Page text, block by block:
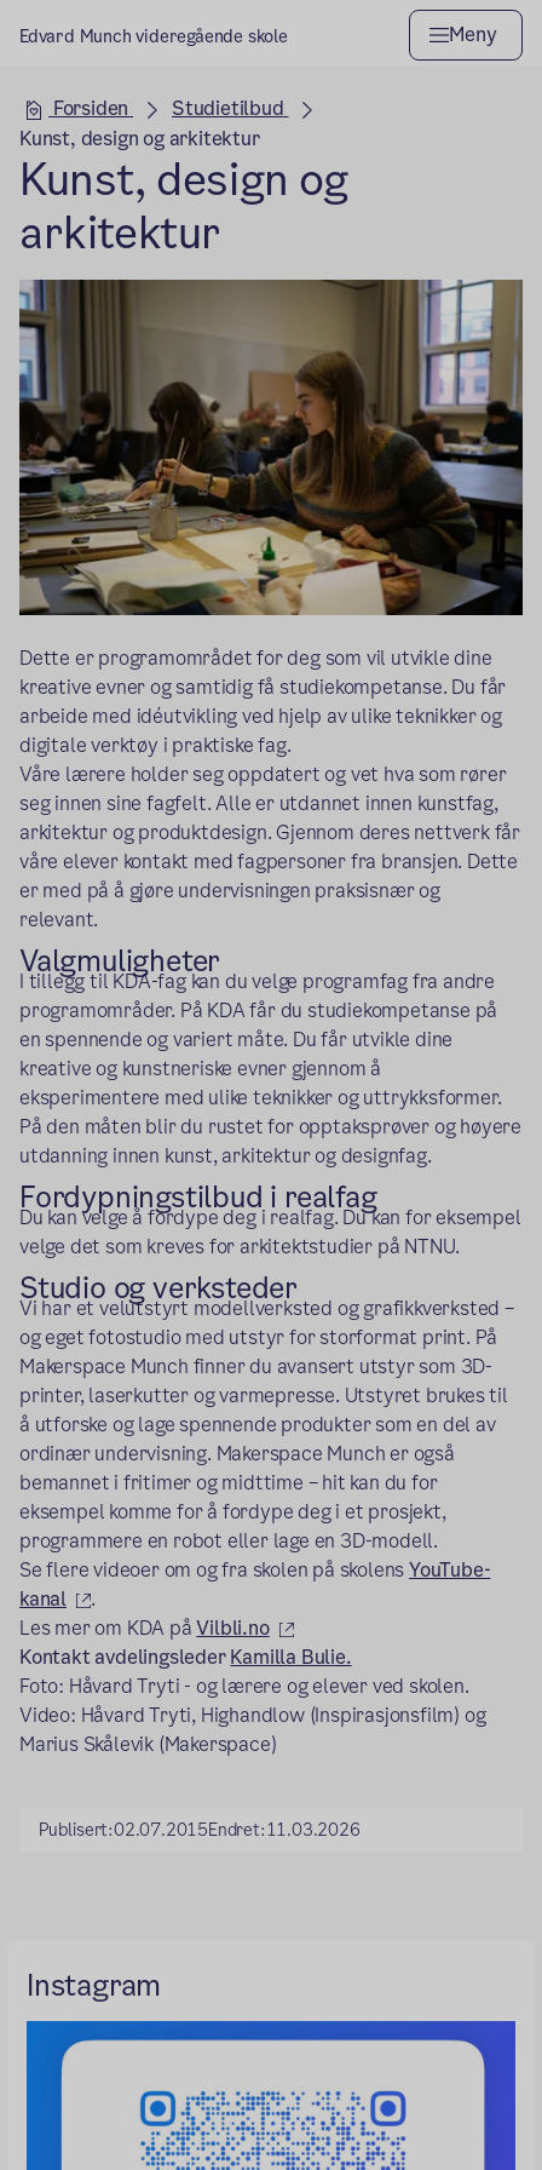
Edvard Munch videregående skole Meny
Hovedseksjon
Forsiden
Studietilbud
Kunst, design og arkitektur
Kunst, design og
arkitektur
Dette er programområdet for deg som vil utvikle dine
kreative evner og samtidig få studiekompetanse. Du får
arbeide med idéutvikling ved hjelp av ulike teknikker og
digitale verktøy i praktiske fag.
Våre lærere holder seg oppdatert og vet hva som rører
seg innen sine fagfelt. Alle er utdannet innen kunstfag,
arkitektur og produktdesign. Gjennom deres nettverk får
våre elever kontakt med fagpersoner fra bransjen. Dette
er med på å gjøre undervisningen praksisnær og
relevant.
Valgmuligheter
I tillegg til KDA-fag kan du velge programfag fra andre
programområder. På KDA får du studiekompetanse på
en spennende og variert måte. Du får utvikle dine
kreative og kunstneriske evner gjennom å
eksperimentere med ulike teknikker og uttrykksformer.
På den måten blir du rustet for opptaksprøver og høyere
utdanning innen kunst, arkitektur og designfag.
Fordypningstilbud i realfag
Du kan velge å fordype deg i realfag. Du kan for eksempel
velge det som kreves for arkitektstudier på NTNU.
Studio og verksteder
Vi har et velutstyrt modellverksted og grafikkverksted –
og eget fotostudio med utstyr for storformat print. På
Makerspace Munch finner du avansert utstyr som 3D-
printer, laserkutter og varmepresse. Utstyret brukes til
å utforske og lage spennende produkter som en del av
ordinær undervisning. Makerspace Munch er også
bemannet i fritimer og midt­time – hit kan du for
eksempel komme for å fordype deg i et prosjekt,
programmere en robot eller lage en 3D-modell.
Se flere videoer om og fra skolen på skolensYouTube-
kanal
(ekstern lenke)
.
Les mer om KDA påVilbli.no
(ekstern lenke)
Kontakt avdelingslederKamilla Bulie.
Foto: Håvard Tryti - og lærere og elever ved skolen.
Video: Håvard Tryti, Highandlow (Inspirasjonsfilm) og
Marius Skålevik (Makerspace)
Publisert:02.07.2015Endret:11.03.2026
Instagram